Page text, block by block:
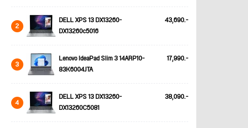
2
DELL XPS 13 DX13260-
DX13260c5016
43,690.-
3
Lenovo IdeaPad Slim 3 14ARP10-
83K6004JTA
17,990.-
4
DELL XPS 13 DX13260-
DX13260C5081
38,090.-